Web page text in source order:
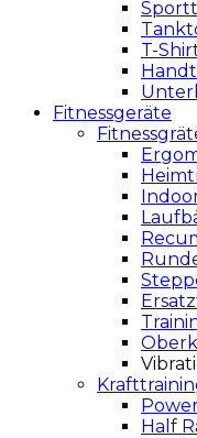
T-
Fitnessgeräte
Half